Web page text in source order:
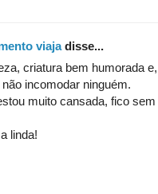
viajadisse...
criatura bem humorada
incomodar ninguém.
muito cansada, fico
linda!